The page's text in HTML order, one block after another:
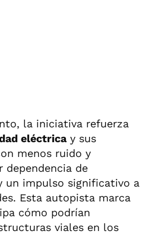
la iniciativa refuerza
eléctricay sus
menos ruido y
dependencia de
un impulso significativo a
Esta autopista marca
cómo podrían
viales en los